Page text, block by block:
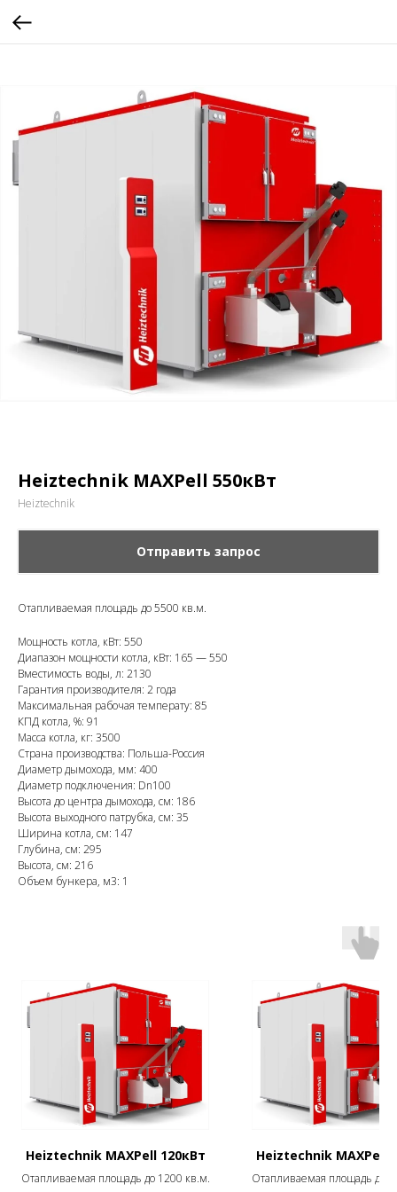
Heiztechnik MAXPell 550кВт
Heiztechnik
Отправить запрос
Отапливаемая площадь до 5500 кв.м.
Мощность котла, кВт: 550
Диапазон мощности котла, кВт: 165 — 550
Вместимость воды, л: 2130
Гарантия производителя: 2 года
Максимальная рабочая температу: 85
КПД котла, %: 91
Масса котла, кг: 3500
Страна производства: Польша-Россия
Диаметр дымохода, мм: 400
Диаметр подключения: Dn100
Высота до центра дымохода, см: 186
Высота выходного патрубка, см: 35
Ширина котла, см: 147
Глубина, см: 295
Высота, см: 216
Объем бункера, м3: 1
Heiztechnik MAXPell 120кВт
Отапливаемая площадь до 1200 кв.м.
Heiztechnik MAXPell
Отапливаемая площадь до